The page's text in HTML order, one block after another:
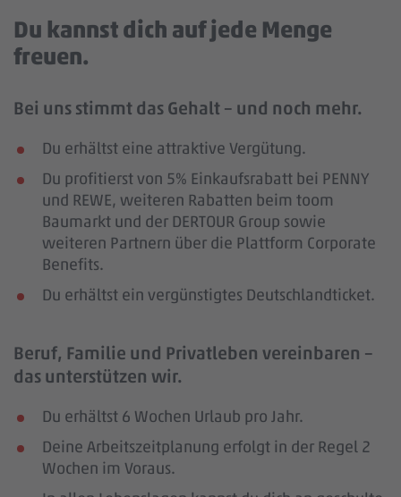
Du kannst dich auf jede Menge
freuen.
Bei uns stimmt das Gehalt – und noch mehr.
Du erhältst eine attraktive Vergütung.
Du profitierst von 5% Einkaufsrabatt bei PENNY
und REWE, weiteren Rabatten beim toom
Baumarkt und der DERTOUR Group sowie
weiteren Partnern über die Plattform Corporate
Benefits.
Du erhältst ein vergünstigtes Deutschlandticket.
Beruf, Familie und Privatleben vereinbaren –
das unterstützen wir.
Du erhältst 6 Wochen Urlaub pro Jahr.
Deine Arbeitszeitplanung erfolgt in der Regel 2
Wochen im Voraus.